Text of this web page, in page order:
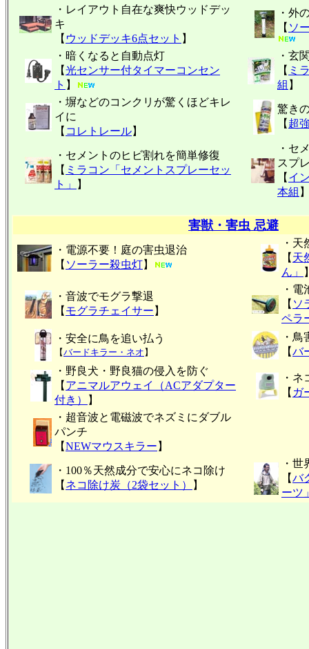
・レイアウト自在な爽快ウッドデッ
キ
【 ウッドデッキ6点セット 】
・外
【 ソ
・暗くなると自動点灯
【光センサー付タイマーコンセン
ト 】
・玄
【 ミ
組 】
・塀などのコンクリが驚くほどキレ
イに
【 コレトレール】
驚き
【 超
・セメントのヒビ割れを簡単修復
【 ミラコン「セメントスプレーセッ
ト」
】
・セ
スプ
【 イ
本組
害獣・害虫 忌避
・電源不要！庭の害虫退治
【 ソーラー殺虫灯】
・
【 天
ん」
・音波でモグラ撃退
【 モグラチェイサー 】
・
【 ソ
ペラ
・安全に鳥を追い払う
【バードキラー・ネオ 】
・
【バ
・野良犬・野良猫の侵入を防ぐ
【 アニマルアウェイ（ACアダプター
付き）
】
・
【 ガ
・超音波と電磁波でネズミにダブル
パンチ
【NEWマウスキラー 】
・100％天然成分で安心にネコ除け
【 ネコ除け炭（2袋セット） 】
・
【バ
ーツ